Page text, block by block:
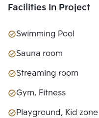
Facilities In Project
Swimming Pool
Sauna room
Streaming room
Gym, Fitness
Playground, Kid zone